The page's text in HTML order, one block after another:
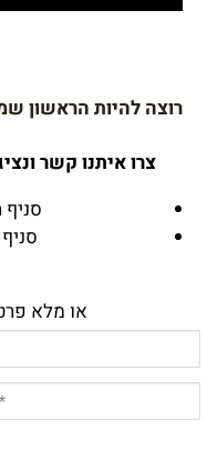
רוצה להיות הראשון
צרו איתנו קשר
סניף חיפה
סניף
או מלא